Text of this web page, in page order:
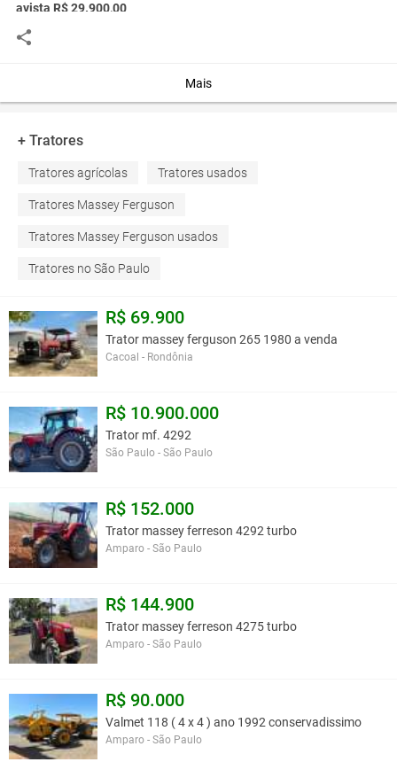
avista R$ 29.900,00
Financia:
Você assume toda a responsabilidade pela cotação deste item. Você acha que
este anúncio é contra a política de Agroads?Informar aqui
Mais
+ Tratores
Tratores agrícolas Tratores usados
Tratores Massey Ferguson
Tratores Massey Ferguson usados
Tratores no São Paulo
R$ 69.900
Trator massey ferguson 265 1980 a venda
Cacoal - Rondônia
R$ 10.900.000
Trator mf. 4292
São Paulo - São Paulo
R$ 152.000
Trator massey ferreson 4292 turbo
Amparo - São Paulo
R$ 144.900
Trator massey ferreson 4275 turbo
Amparo - São Paulo
R$ 90.000
Valmet 118 ( 4 x 4 ) ano 1992 conservadissimo
Amparo - São Paulo